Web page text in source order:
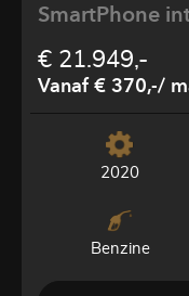
SmartPhone
€ 21.949,-
Vanaf € 370,-/
2020
Benzine